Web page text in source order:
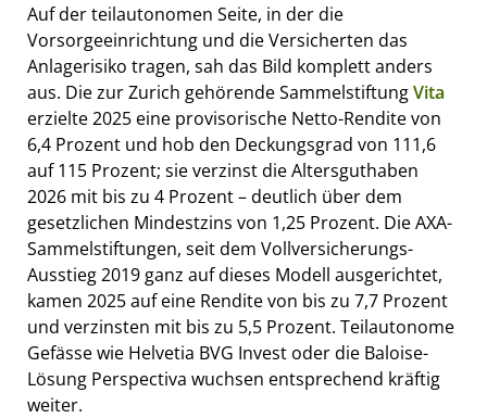
Auf der teilautonomen Seite, in der die
Vorsorgeeinrichtung und die Versicherten das
Anlagerisiko tragen, sah das Bild komplett anders
aus. Die zur Zurich gehörende SammelstiftungVita
erzielte 2025 eine provisorische Netto-Rendite von
6,4 Prozent und hob den Deckungsgrad von 111,6
auf 115 Prozent; sie verzinst die Altersguthaben
2026 mit bis zu 4 Prozent – deutlich über dem
gesetzlichen Mindestzins von 1,25 Prozent. Die AXA-
Sammelstiftungen, seit dem Vollversicherungs-
Ausstieg 2019 ganz auf dieses Modell ausgerichtet,
kamen 2025 auf eine Rendite von bis zu 7,7 Prozent
und verzinsten mit bis zu 5,5 Prozent. Teilautonome
Gefässe wie Helvetia BVG Invest oder die Baloise-
Lösung Perspectiva wuchsen entsprechend kräftig
weiter.